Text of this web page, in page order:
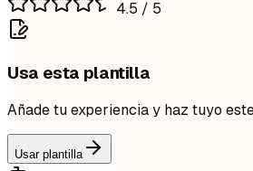
4.5 / 5
Usa esta plantilla
Añade tu experiencia y haz tuyo
Usar plantilla